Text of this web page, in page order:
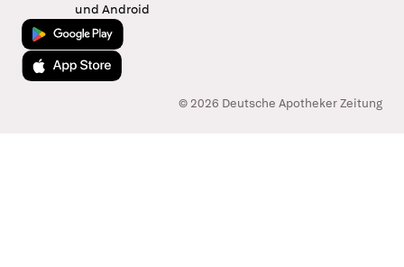
und Android
Jetzt bei Google Play
Laden im App Store
© 2026 Deutsche Apotheker Zeitung